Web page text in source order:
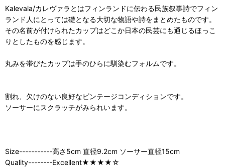
Kalevala/カレヴァラとはフィンランドに伝わる民族叙事詩でフィン
ランド人にとっては礎となる大切な物語や詩をまとめたものです。
その名前が付けられたカップはどこか日本の民芸にも通じるほっこ
りとしたものを感じます。
丸みを帯びたカップは手のひらに馴染むフォルムです。
割れ、欠けのない良好なビンテージコンディションです。
ソーサーにスクラッチがみられいます。
Size-----------高さ5cm 直径9.2cm ソーサー直径15cm
Quality--------Excellent★★★★☆